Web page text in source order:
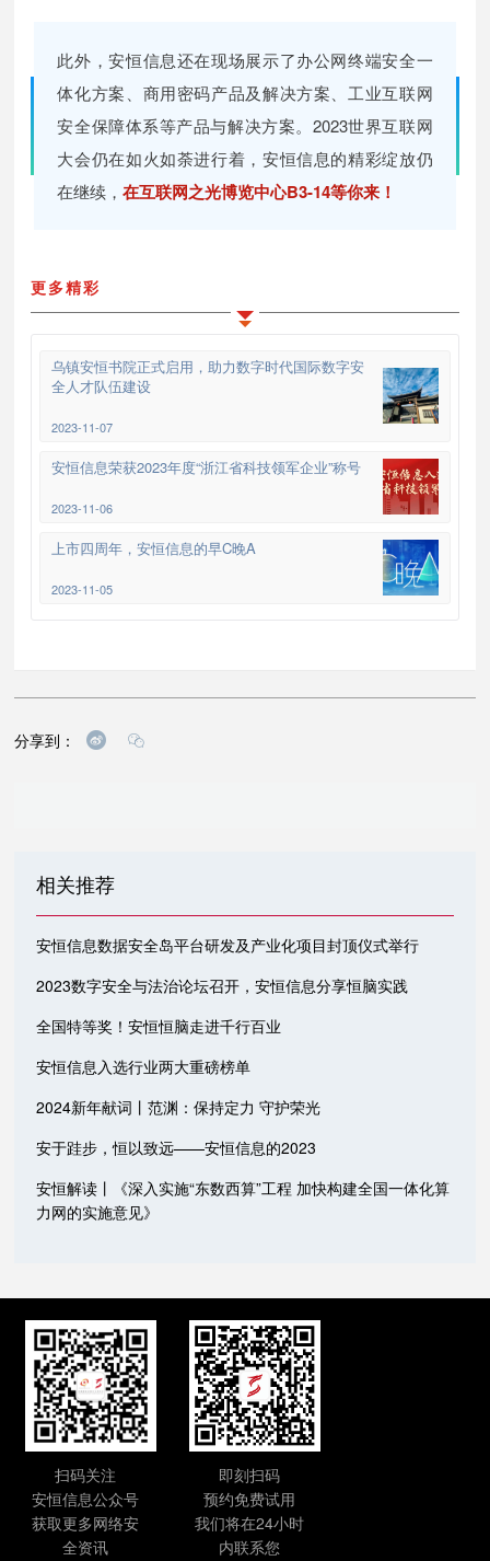
此外，安恒信息还在现场展示了办公网终端安全一
体化方案、商用密码产品及解决方案、工业互联网
安全保障体系等产品与解决方案。2023世界互联网
大会仍在如火如荼进行着，安恒信息的精彩绽放仍
在继续，在互联网之光博览中心B3-14等你来！
更多精彩
乌镇安恒书院正式启用，助力数字时代国际数字安
全人才队伍建设
2023-11-07
安恒信息荣获2023年度“浙江省科技领军企业”称号
2023-11-06
上市四周年，安恒信息的早C晚A
2023-11-05
分享到：
相关推荐
安恒信息数据安全岛平台研发及产业化项目封顶仪式举行
2023数字安全与法治论坛召开，安恒信息分享恒脑实践
全国特等奖！安恒恒脑走进千行百业
安恒信息入选行业两大重磅榜单
2024新年献词丨范渊：保持定力 守护荣光
安于跬步，恒以致远——安恒信息的2023
安恒解读丨《深入实施“东数西算”工程 加快构建全国一体化算
力网的实施意见》
扫码关注
安恒信息公众号
获取更多网络安
全资讯
即刻扫码
预约免费试用
我们将在24小时
内联系您